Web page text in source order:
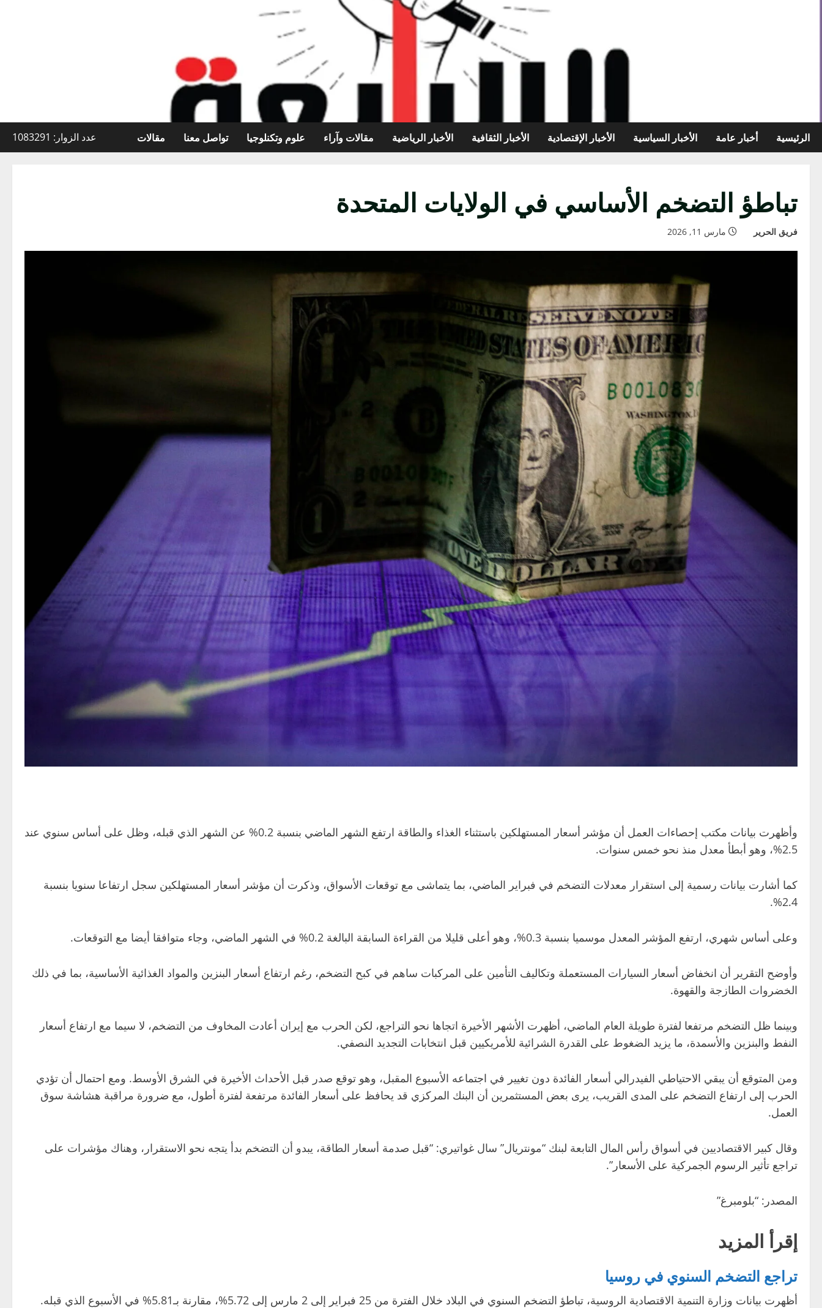
الرئيسية أخبار عامة الأخبار السياسية الأخبار الإقتصادية الأخبار الثقافية الأخبار الرياضية مقالات وآراء علوم وتكنلوجيا تواصل معنا مقالات عدد الزوار: 1083291
تباطؤ التضخم الأساسي في الولايات المتحدة
فريق الحرير مارس 11, 2026
وأظهرت بيانات مكتب إحصاءات العمل أن مؤشر أسعار المستهلكين باستثناء الغذاء والطاقة ارتفع الشهر الماضي بنسبة 0.2% عن الشهر الذي قبله، وظل على أساس سنوي عند
2.5%، وهو أبطأ معدل منذ نحو خمس سنوات.
كما أشارت بيانات رسمية إلى استقرار معدلات التضخم في فبراير الماضي، بما يتماشى مع توقعات الأسواق، وذكرت أن مؤشر أسعار المستهلكين سجل ارتفاعا سنويا بنسبة
2.4%.
وعلى أساس شهري، ارتفع المؤشر المعدل موسميا بنسبة 0.3%، وهو أعلى قليلا من القراءة السابقة البالغة 0.2% في الشهر الماضي، وجاء متوافقا أيضا مع التوقعات.
وأوضح التقرير أن انخفاض أسعار السيارات المستعملة وتكاليف التأمين على المركبات ساهم في كبح التضخم، رغم ارتفاع أسعار البنزين والمواد الغذائية الأساسية، بما في ذلك
الخضروات الطازجة والقهوة.
وبينما ظل التضخم مرتفعا لفترة طويلة العام الماضي، أظهرت الأشهر الأخيرة اتجاها نحو التراجع، لكن الحرب مع إيران أعادت المخاوف من التضخم، لا سيما مع ارتفاع أسعار
النفط والبنزين والأسمدة، ما يزيد الضغوط على القدرة الشرائية للأمريكيين قبل انتخابات التجديد النصفي.
ومن المتوقع أن يبقي الاحتياطي الفيدرالي أسعار الفائدة دون تغيير في اجتماعه الأسبوع المقبل، وهو توقع صدر قبل الأحداث الأخيرة في الشرق الأوسط. ومع احتمال أن تؤدي
الحرب إلى ارتفاع التضخم على المدى القريب، يرى بعض المستثمرين أن البنك المركزي قد يحافظ على أسعار الفائدة مرتفعة لفترة أطول، مع ضرورة مراقبة هشاشة سوق
العمل.
وقال كبير الاقتصاديين في أسواق رأس المال التابعة لبنك “مونتريال” سال غواتيري: “قبل صدمة أسعار الطاقة، يبدو أن التضخم بدأ يتجه نحو الاستقرار، وهناك مؤشرات على
تراجع تأثير الرسوم الجمركية على الأسعار”.
المصدر: “بلومبرغ”
إقرأ المزيد
تراجع التضخم السنوي في روسيا
أظهرت بيانات وزارة التنمية الاقتصادية الروسية، تباطؤ التضخم السنوي في البلاد خلال الفترة من 25 فبراير إلى 2 مارس إلى 5.72%، مقارنة بـ5.81% في الأسبوع الذي قبله.